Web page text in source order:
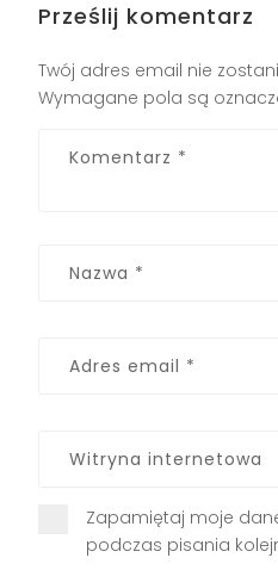
Prześlij komentarz
Twój adres email nie
Wymagane pola są
Zapamiętaj moje
podczas pisania